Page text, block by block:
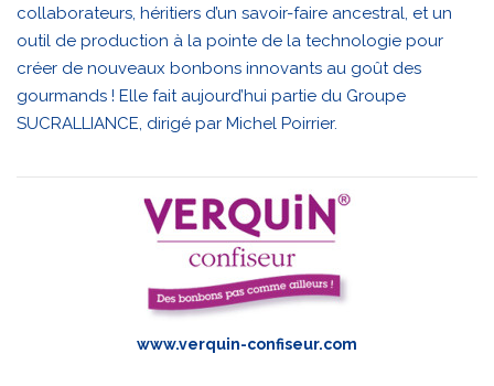
collaborateurs, héritiers d’un savoir-faire ancestral, et un
outil de production à la pointe de la technologie pour
créer de nouveaux bonbons innovants au goût des
gourmands ! Elle fait aujourd’hui partie du Groupe
SUCRALLIANCE, dirigé par Michel Poirrier.
www.verquin-confiseur.com